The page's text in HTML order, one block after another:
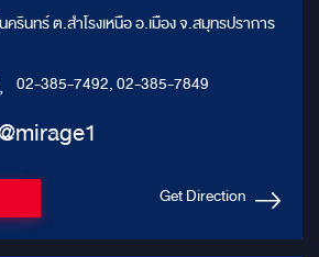
รินทร์ ต.สำโรงเหนือ อ.เมือง จ.สมุทรปราการ
, 02-385-7492, 02-385-7849
Get Direction